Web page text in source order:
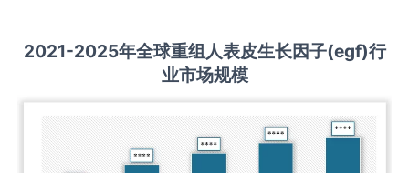
2021-2025年全球重组人表皮生长因子(egf)行
业市场规模